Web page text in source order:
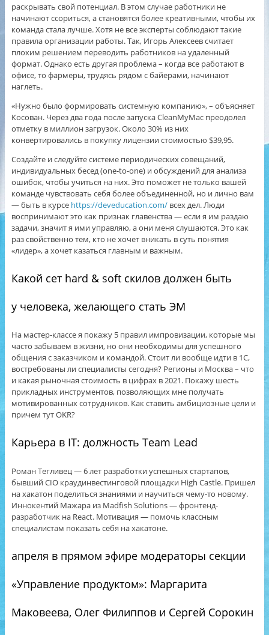
раскрывать свой потенциал. В этом случае работники не
начинают ссориться, а становятся более креативными, чтобы их
команда стала лучше. Хотя не все эксперты соблюдают такие
правила организации работы. Так, Игорь Алексеев считает
плохим решением переводить работников на удаленный
формат. Однако есть другая проблема – когда все работают в
офисе, то фармеры, трудясь рядом с байерами, начинают
наглеть.
«Нужно было формировать системную компанию», – объясняет
Косован. Через два года после запуска CleanMyMac преодолел
отметку в миллион загрузок. Около 30% из них
конвертировались в покупку лицензии стоимостью $39,95.
Создайте и следуйте системе периодических совещаний,
индивидуальных бесед (one-to-one) и обсуждений для анализа
ошибок, чтобы учиться на них. Это поможет не только вашей
команде чувствовать себя более объединенной, но и лично вам
— быть в курсе https://deveducation.com/всех дел. Люди
воспринимают это как признак главенства — если я им раздаю
задачи, значит я ими управляю, а они меня слушаются. Это как
раз свойственно тем, кто не хочет вникать в суть понятия
«лидер», а хочет казаться главным и важным.
Какой сет hard & soft скилов должен быть
у человека, желающего стать ЭМ
На мастер-классе я покажу 5 правил импровизации, которые мы
часто забываем в жизни, но они необходимы для успешного
общения с заказчиком и командой. Стоит ли вообще идти в 1С,
востребованы ли специалисты сегодня? Регионы и Москва – что
и какая рыночная стоимость в цифрах в 2021. Покажу шесть
прикладных инструментов, позволяющих мне получать
мотивированных сотрудников. Как ставить амбициозные цели и
причем тут OKR?
Карьера в IT: должность Team Lead
Роман Тегливец — 6 лет разработки успешных стартапов,
бывший CIO краудинвестинговой площадки High Castle. Пришел
на хакатон поделиться знаниями и научиться чему-то новому.
Иннокентий Мажара из Madfish Solutions — фронтенд-
разработчик на React. Мотивация — помочь классным
специалистам показать себя на хакатоне.
апреля в прямом эфире модераторы секции
«Управление продуктом»: Маргарита
Маковеева, Олег Филиппов и Сергей Сорокин